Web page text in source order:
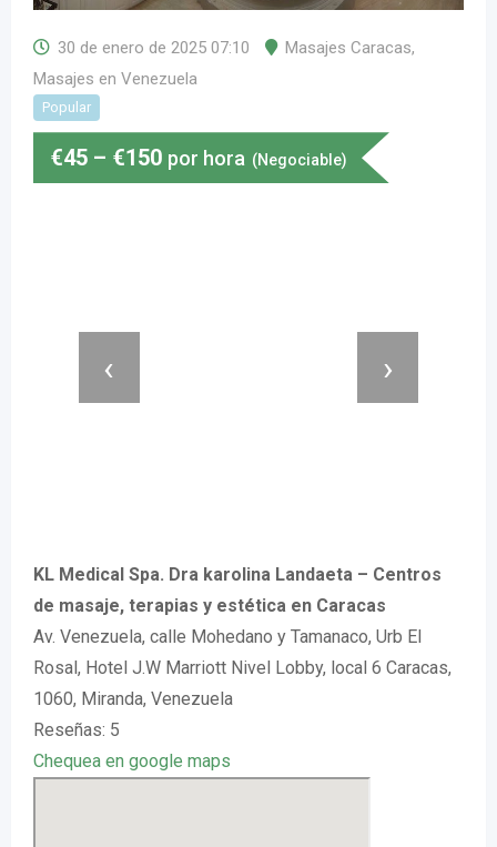
30 de enero de 2025 07:10 Masajes Caracas,
Masajes en Venezuela
Popular
€45 – €150 por hora (Negociable)
‹ ›
KL Medical Spa. Dra karolina Landaeta – Centros
de masaje, terapias y estética en Caracas
Av. Venezuela, calle Mohedano y Tamanaco, Urb El
Rosal, Hotel J.W Marriott Nivel Lobby, local 6 Caracas,
1060, Miranda, Venezuela
Reseñas: 5
Chequea en google maps